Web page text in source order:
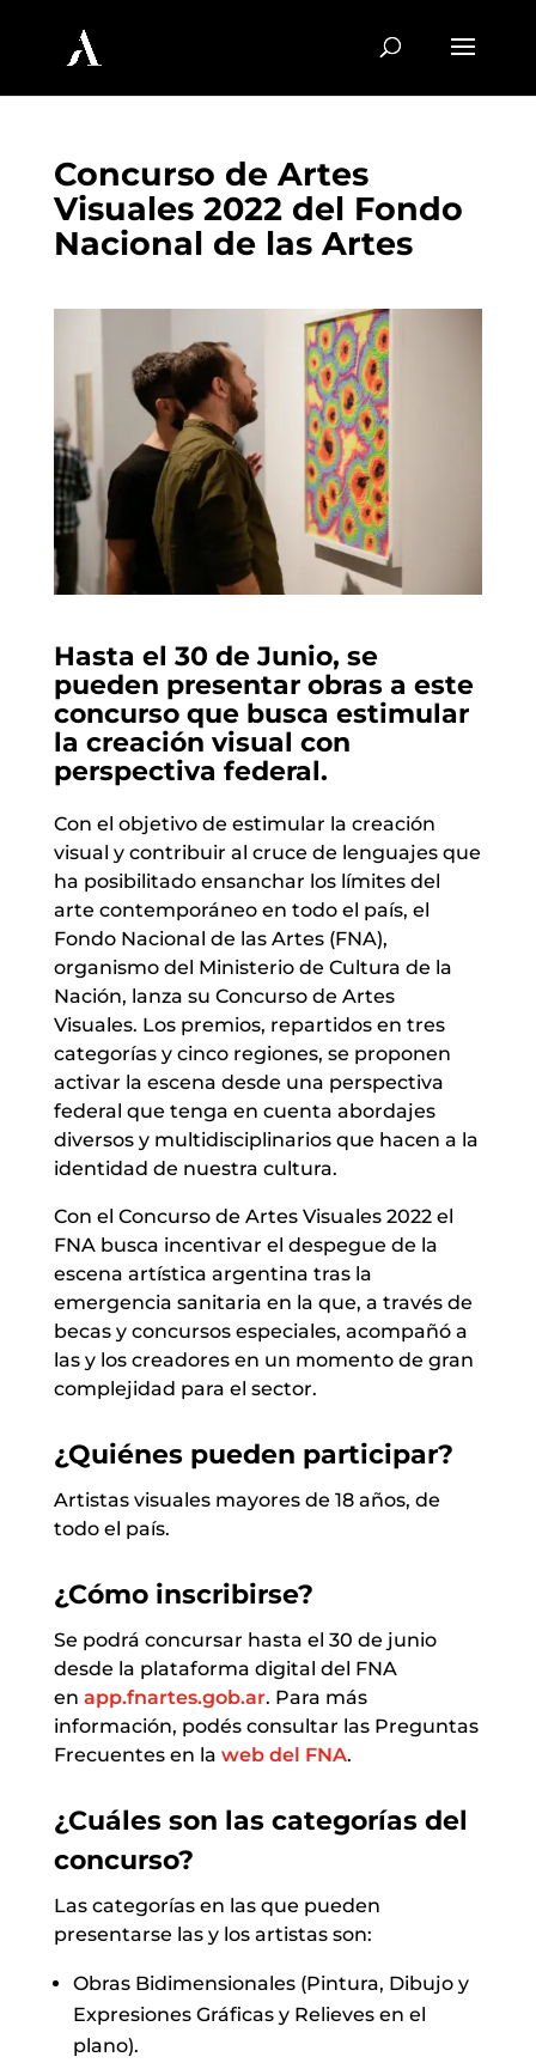
Concurso de Artes
Visuales 2022 del Fondo
Nacional de las Artes
Hasta el 30 de Junio, se
pueden presentar obras a este
concurso que busca estimular
la creación visual con
perspectiva federal.
Con el objetivo de estimular la creación
visual y contribuir al cruce de lenguajes que
ha posibilitado ensanchar los límites del
arte contemporáneo en todo el país, el
Fondo Nacional de las Artes (FNA),
organismo del Ministerio de Cultura de la
Nación, lanza su Concurso de Artes
Visuales. Los premios, repartidos en tres
categorías y cinco regiones, se proponen
activar la escena desde una perspectiva
federal que tenga en cuenta abordajes
diversos y multidisciplinarios que hacen a la
identidad de nuestra cultura.
Con el Concurso de Artes Visuales 2022 el
FNA busca incentivar el despegue de la
escena artística argentina tras la
emergencia sanitaria en la que, a través de
becas y concursos especiales, acompañó a
las y los creadores en un momento de gran
complejidad para el sector.
¿Quiénes pueden participar?
Artistas visuales mayores de 18 años, de
todo el país.
¿Cómo inscribirse?
Se podrá concursar hasta el 30 de junio
desde la plataforma digital del FNA
en app.fnartes.gob.ar. Para más
información, podés consultar las Preguntas
Frecuentes en la web del FNA.
¿Cuáles son las categorías del
concurso?
Las categorías en las que pueden
presentarse las y los artistas son:
Obras Bidimensionales (Pintura, Dibujo y
Expresiones Gráficas y Relieves en el
plano).